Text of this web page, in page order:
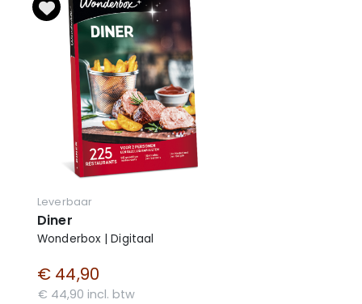
Leverbaar
Diner
Wonderbox | Digitaal
€ 44,90
€ 44,90 incl. btw